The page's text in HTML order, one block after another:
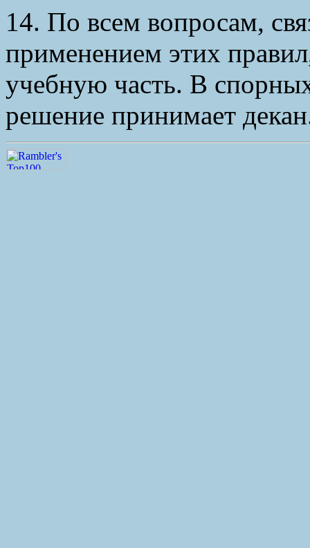
14. По всем вопросам,
применением этих
учебную часть. В
решение принимает